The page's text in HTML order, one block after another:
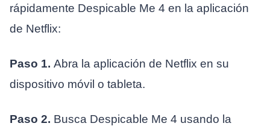
rápidamente Despicable Me 4 en la aplicación
de Netflix:
Paso 1. Abra la aplicación de Netflix en su
dispositivo móvil o tableta.
Paso 2. Busca Despicable Me 4 usando la